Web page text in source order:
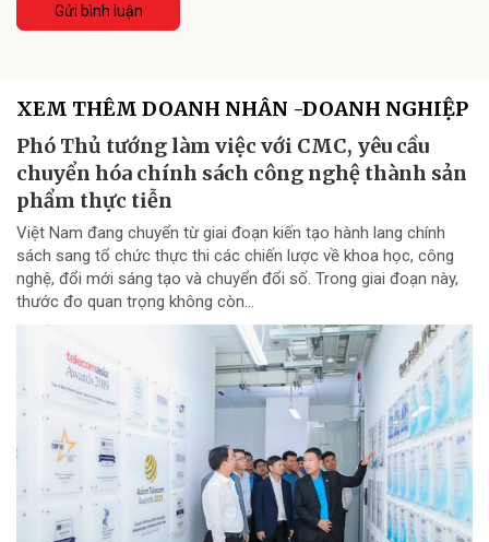
Gửi bình luận
XEM THÊM DOANH NHÂN -DOANH NGHIỆP
Phó Thủ tướng làm việc với CMC, yêu cầu
chuyển hóa chính sách công nghệ thành sản
phẩm thực tiễn
Việt Nam đang chuyển từ giai đoạn kiến tạo hành lang chính
sách sang tổ chức thực thi các chiến lược về khoa học, công
nghệ, đổi mới sáng tạo và chuyển đổi số. Trong giai đoạn này,
thước đo quan trọng không còn...